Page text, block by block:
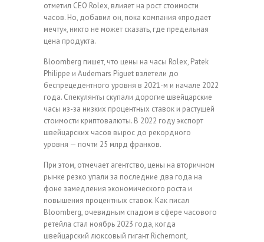
отметил CEO Rolex, влияет на рост стоимости
часов. Но, добавил он, пока компания «продает
мечту», никто не может сказать, где предельная
цена продукта.
Bloomberg пишет, что цены на часы Rolex, Patek
Philippe и Audemars Piguet взлетели до
беспрецедентного уровня в 2021-м и начале 2022
года. Спекулянты скупали дорогие швейцарские
часы из-за низких процентных ставок и растущей
стоимости криптовалюты. В 2022 году экспорт
швейцарских часов вырос до рекордного
уровня — почти 25 млрд франков.
При этом, отмечает агентство, цены на вторичном
рынке резко упали за последние два года на
фоне замедления экономического роста и
повышения процентных ставок. Как писал
Bloomberg, очевидным спадом в сфере часового
ретейла стал ноябрь 2023 года, когда
швейцарский люксовый гигант Richemont,